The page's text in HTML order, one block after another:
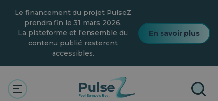
content
Le financement du projet PulseZ
prendra fin le 31 mars 2026.
La plateforme et l'ensemble du
contenu publié resteront
accessibles.
En savoir plus
Clima